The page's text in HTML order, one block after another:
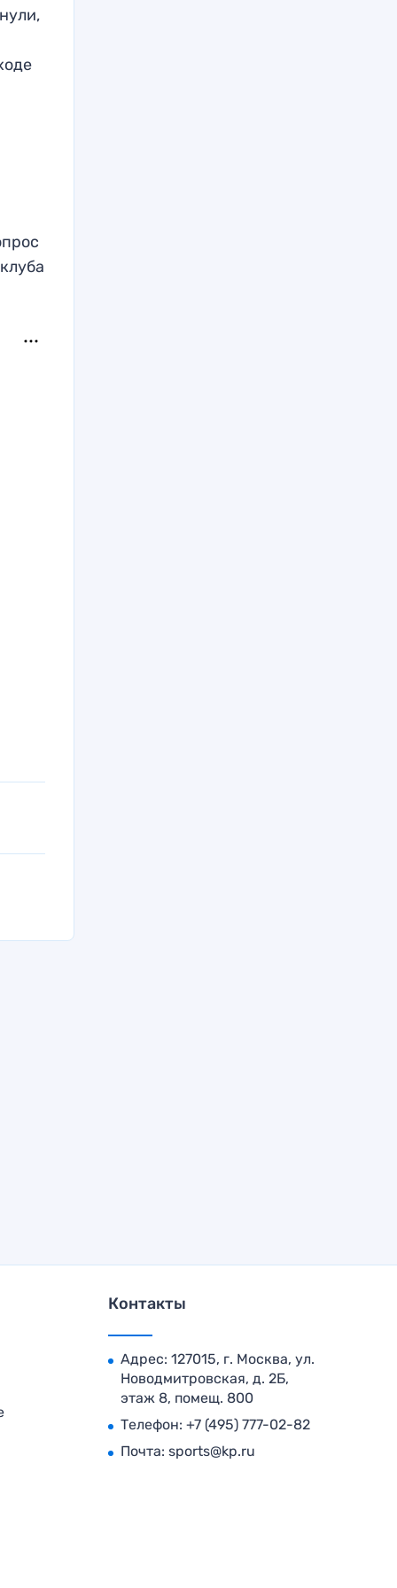
Контакты
Адрес: 127015, г. Москва, ул.
Новодмитровская, д. 2Б,
этаж 8, помещ. 800
Телефон: +7 (495) 777-02-82
Почта: sports@kp.ru